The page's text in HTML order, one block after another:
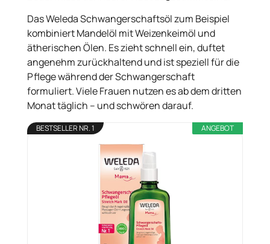
Das Weleda Schwangerschaftsöl zum Beispiel
kombiniert Mandelöl mit Weizenkeimöl und
ätherischen Ölen. Es zieht schnell ein, duftet
angenehm zurückhaltend und ist speziell für die
Pflege während der Schwangerschaft
formuliert. Viele Frauen nutzen es ab dem dritten
Monat täglich – und schwören darauf.
ANGEBOT
BESTSELLER NR. 1